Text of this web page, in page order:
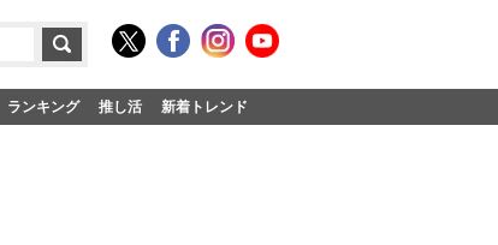
ランキング 推し活 新着トレンド